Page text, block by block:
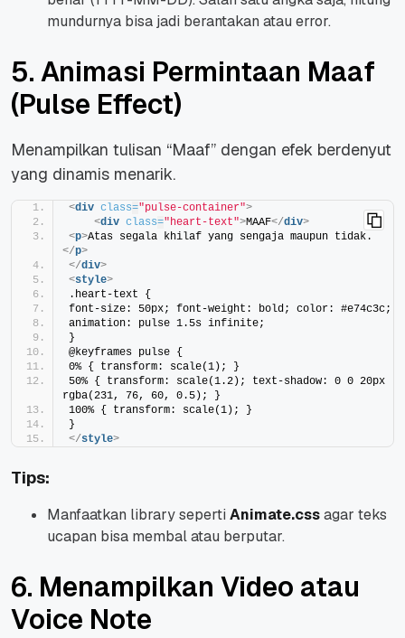
mundurnya bisa jadi berantakan atau error.
5. Animasi Permintaan Maaf
(Pulse Effect)
Menampilkan tulisan “Maaf” dengan efek berdenyut
yang dinamis menarik.
<div class="pulse-container">
<div class="heart-text">MAAF</div>
<p>Atas segala khilaf yang sengaja maupun tidak.
</p>
</div>
<style>
.heart-text {
font-size: 50px; font-weight: bold; color: #e74c3c;
animation: pulse 1.5s infinite;
}
@keyframes pulse {
0% { transform: scale(1); }
50% { transform: scale(1.2); text-shadow: 0 0 20px
rgba(231, 76, 60, 0.5); }
100% { transform: scale(1); }
}
</style>
Tips:
Manfaatkan library seperti Animate.cssagar teks
ucapan bisa membal atau berputar.
6. Menampilkan Video atau
Voice Note